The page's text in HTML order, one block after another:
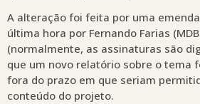
A alteração foi feita por uma
última hora por Fernando Farias
(normalmente, as assinaturas são
que um novo relatório sobre o tema
fora do prazo em que seriam
conteúdo do projeto.